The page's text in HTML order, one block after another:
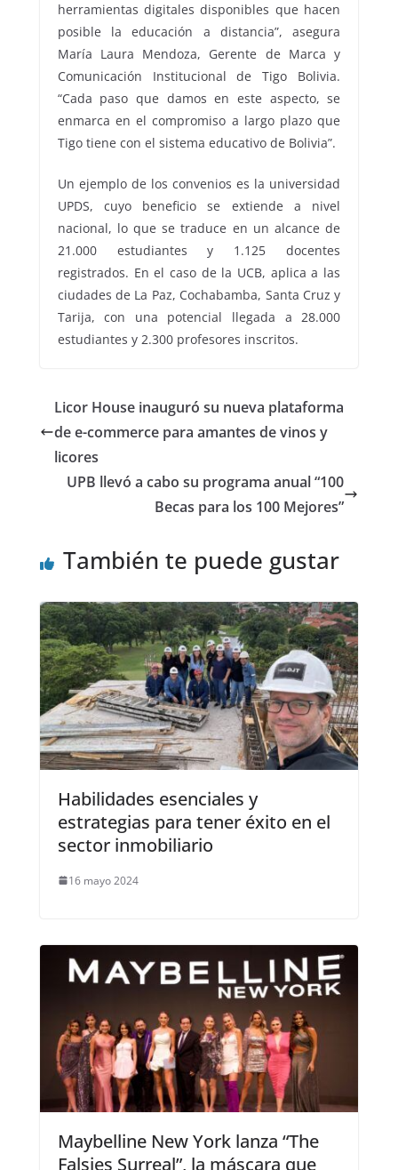
herramientas digitales disponibles que hacen
posible la educación a distancia”, asegura
María Laura Mendoza, Gerente de Marca y
Comunicación Institucional de Tigo Bolivia.
“Cada paso que damos en este aspecto, se
enmarca en el compromiso a largo plazo que
Tigo tiene con el sistema educativo de Bolivia”.
Un ejemplo de los convenios es la universidad
UPDS, cuyo beneficio se extiende a nivel
nacional, lo que se traduce en un alcance de
21.000 estudiantes y 1.125 docentes
registrados. En el caso de la UCB, aplica a las
ciudades de La Paz, Cochabamba, Santa Cruz y
Tarija, con una potencial llegada a 28.000
estudiantes y 2.300 profesores inscritos.
Licor House inauguró su nueva plataforma
de e-commerce para amantes de vinos y
licores
UPB llevó a cabo su programa anual “100
Becas para los 100 Mejores”
También te puede gustar
Habilidades esenciales y
estrategias para tener éxito en el
sector inmobiliario
16 mayo 2024
Maybelline New York lanza “The
Falsies Surreal”, la máscara que